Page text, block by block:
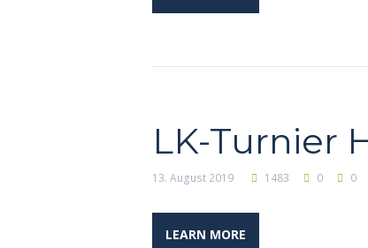
LK-Turnier
13. August 2019 1483 0 0
LEARN MORE